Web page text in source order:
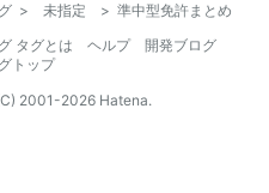
> 未指定 > 準中型免許まとめ
タグとは
ヘルプ
開発ブログ
トップ
2001-2026 Hatena.